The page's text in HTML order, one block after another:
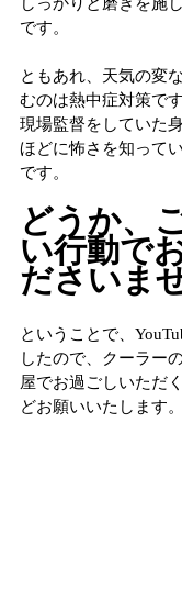
です。
ともあれ、天気の変
むのは熱中症対策です
現場監督をしていた
ほどに怖さを知って
です。
どうか、
い行動で
ださいま
ということで、
したので、クーラー
屋でお過ごしいただ
どお願いいたします